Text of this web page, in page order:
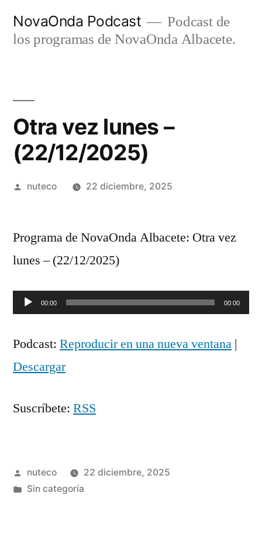
NovaOnda Podcast
Podcast de
los programas de NovaOnda Albacete.
Otra vez lunes –
(22/12/2025)
Publicada
nuteco 22 diciembre, 2025
Programa de NovaOnda Albacete: Otra vez
lunes – (22/12/2025)
Reproductor
audio
00:00 00:00
Podcast: Reproducir en una nueva ventana |
Descargar
Suscríbete: RSS
Publicada
por
nuteco
22 diciembre, 2025
Publicada
Sin categoría